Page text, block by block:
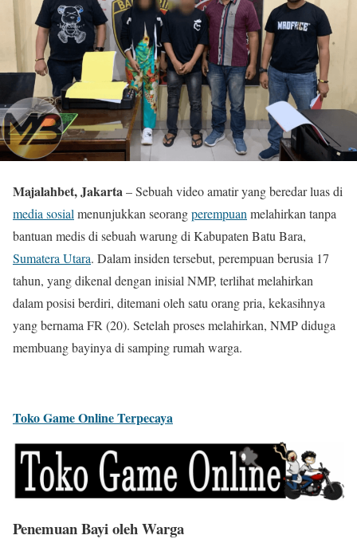
Majalahbet, Jakarta– Sebuah video amatir yang beredar luas di
media sosialmenunjukkan seorangperempuanmelahirkan tanpa
bantuan medis di sebuah warung di Kabupaten Batu Bara,
Sumatera Utara. Dalam insiden tersebut, perempuan berusia 17
tahun, yang dikenal dengan inisial NMP, terlihat melahirkan
dalam posisi berdiri, ditemani oleh satu orang pria, kekasihnya
yang bernama FR (20). Setelah proses melahirkan, NMP diduga
membuang bayinya di samping rumah warga.
Toko Game Online Terpecaya
Penemuan Bayi oleh Warga